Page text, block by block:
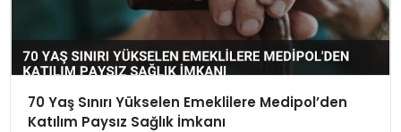
70 Yaş Sınırı Yükselen Emeklilere Medipol’den
Katılım Paysız Sağlık İmkanı